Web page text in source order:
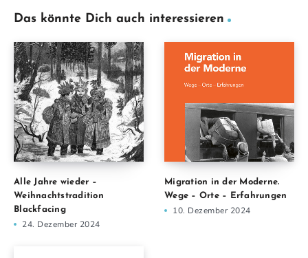
Das könnte Dich auch interessieren
Alle Jahre wieder –
Weihnachtstradition
Blackfacing
24. Dezember 2024
Migration in der Moderne.
Wege – Orte – Erfahrungen
10. Dezember 2024